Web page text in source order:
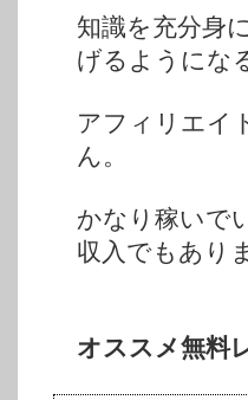
知識を充分身
げるようにな
アフィリエイ
ん。
かなり稼いで
収入でもあり
オススメ無料